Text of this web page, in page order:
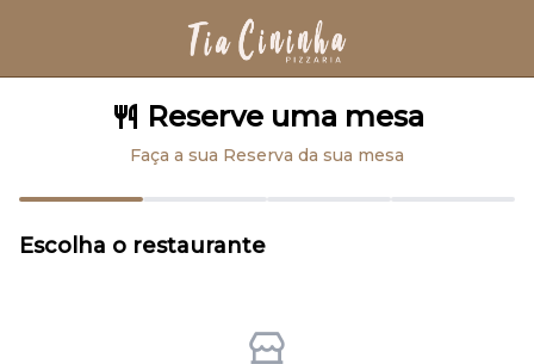
Reserve uma mesa
Faça a sua Reserva da sua mesa
Escolha o restaurante